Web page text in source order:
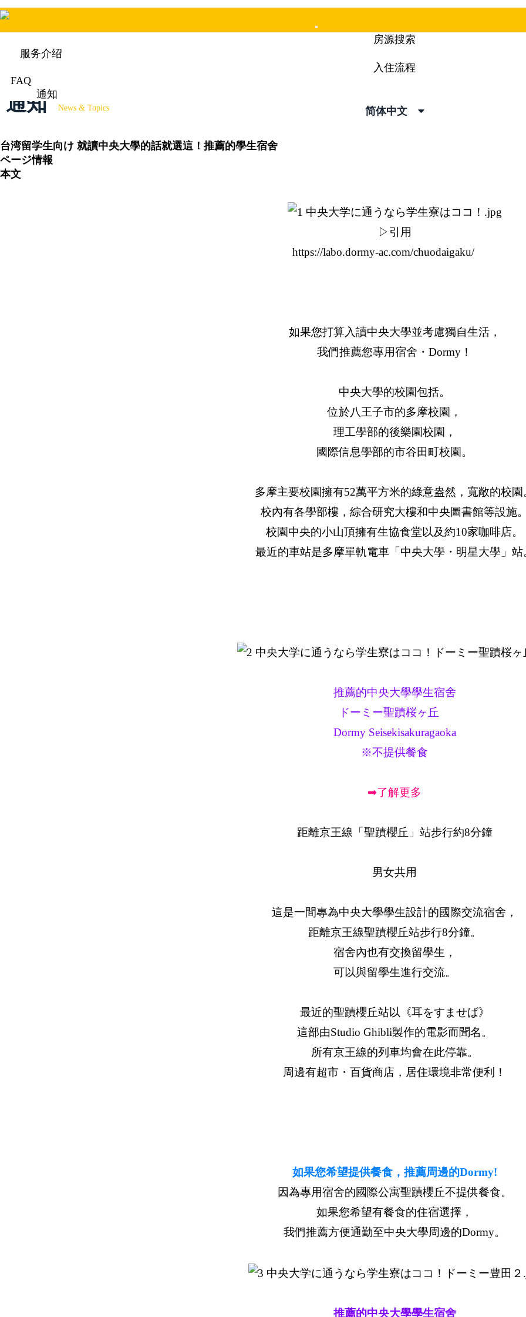
Mobile
房源搜索
服务介绍
入住流程
FAQ
通知
简体中文
通知 News & Topics
台湾留学生向け 就讀中央大學的話就選這！推薦的學生宿舍
ページ情報
本文
▷引用
https://labo.dormy-ac.com/chuodaigaku/
如果您打算入讀中央大學並考慮獨自生活，
我們推薦您專用宿舍・Dormy！
中央大學的校園包括。
位於八王子市的多摩校園，
理工學部的後樂園校園，
國際信息學部的市谷田町校園。
多摩主要校園擁有52萬平方米的綠意盎然，寬敞的校園
校內有各學部樓，綜合研究大樓和中央圖書館等設施
校園中央的小山頂擁有生協食堂以及約10家咖啡店。
最近的車站是多摩單軌電車「中央大學・明星大學」站
推薦的中央大學學生宿舍
ドーミー聖蹟桜ヶ丘
Dormy Seisekisakuragaoka
※不提供餐食
➡了解更多
距離京王線「聖蹟櫻丘」站步行約8分鐘
男女共用
這是一間專為中央大學學生設計的國際交流宿舍，
距離京王線聖蹟櫻丘站步行8分鐘。
宿舍內也有交換留學生，
可以與留學生進行交流。
最近的聖蹟櫻丘站以《耳をすませば》
這部由Studio Ghibli製作的電影而聞名。
所有京王線的列車均會在此停靠。
周邊有超市・百貨商店，居住環境非常便利！
如果您希望提供餐食，推薦周邊的Dormy!
因為專用宿舍的國際公寓聖蹟櫻丘不提供餐食。
如果您希望有餐食的住宿選擇，
我們推薦方便通勤至中央大學周邊的Dormy。
推薦的中央大學學生宿舍